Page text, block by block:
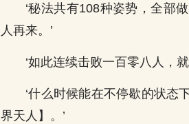
‘秘法共有108种姿势，全部
人再来。’
‘如此连续击败一百零八人，
‘什么时候能在不停歇的状态
界天人】。’